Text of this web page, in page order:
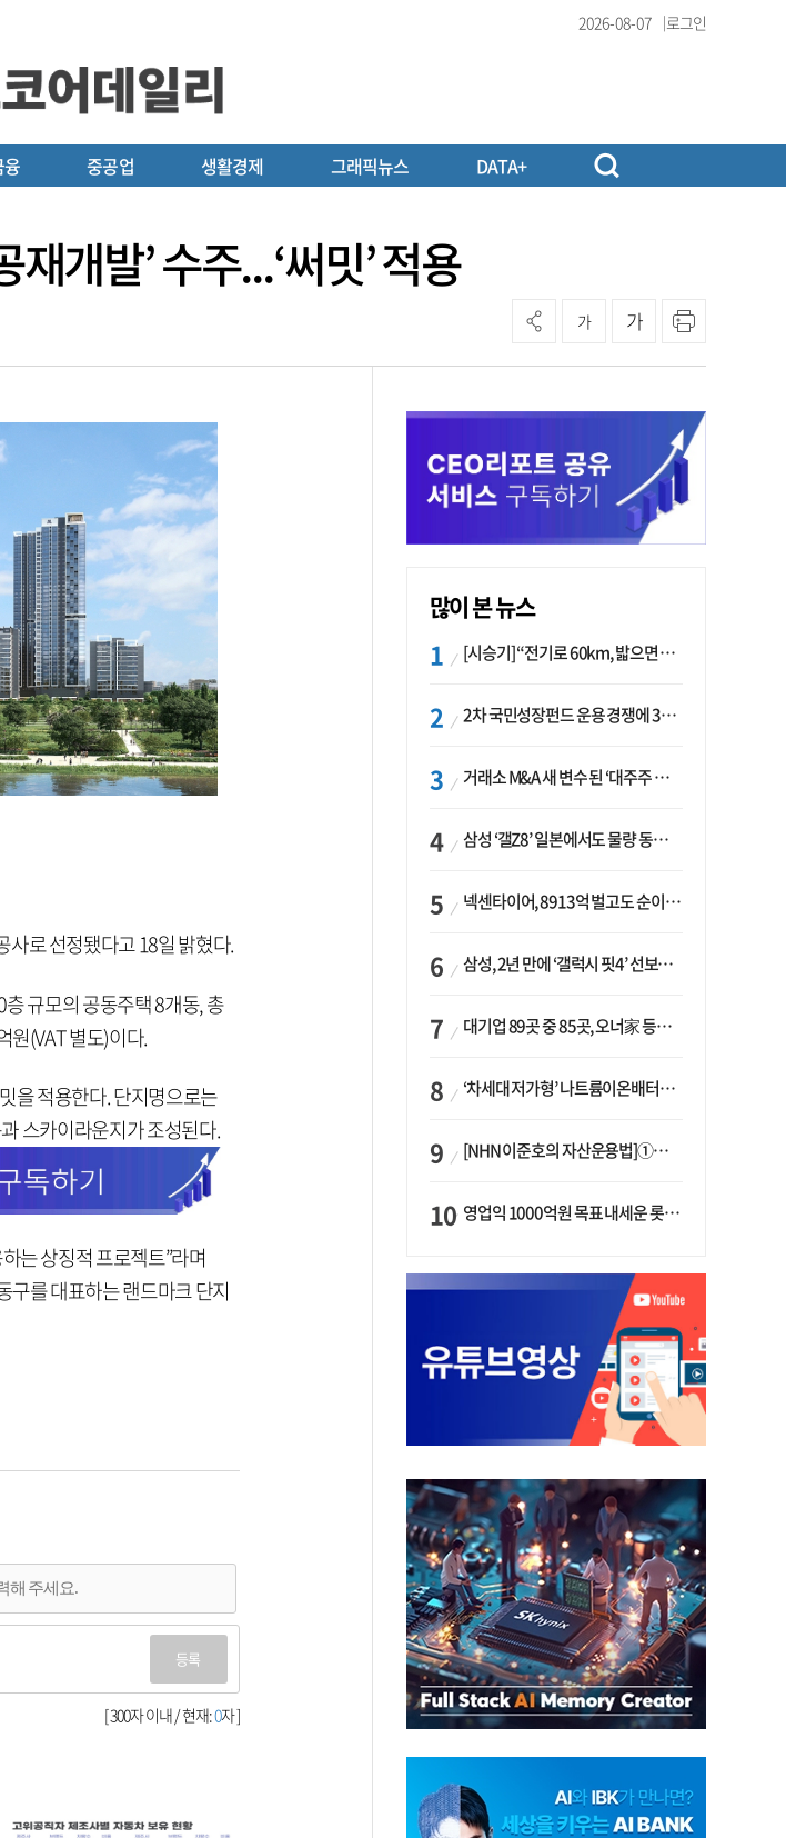
2026-08-07 로그인
중공업 생활경제 그래픽뉴스 DATA+
개발’ 수주...‘써밋’ 적용
가 가
로 선정됐다고 18일 밝혔다.
규모의 공동주택 8개동, 총
원(VAT 별도)이다.
을 적용한다. 단지명으로는
스카이라운지가 조성된다.
는 상징적 프로젝트”라며
구를 대표하는 랜드마크 단지
등록
[ 300자 이내 / 현재:0자 ]
많이 본 뉴스
[시승기] “전기로 60km, 밟으면 462마력”…볼보 XC60 T8의 두 얼굴
2차 국민성장펀드 운용 경쟁에 33개사 몰렸다…신한·하나 등 새 얼굴 대거 합류
거래소 M&A 새 변수 된 ‘대주주 심사’…네이버·두나무 결합도 영향권
삼성 ‘갤Z8’ 일본에서도 물량 동났다…애플 참전 앞두고 선두 수성 ‘시험대’
넥센타이어, 8913억 벌고도 순이익 2억…유럽 세부담에 이익 증발
삼성, 2년 만에 ‘갤럭시 핏4’ 선보이나…웨어러블 생태계 확장 ‘시동’
대기업 89곳 중 85곳, 오너家 등기임원 겸직…BS 46곳·SM 45곳 ‘족벌경영’ 고착화
‘차세대 저가형’ 나트륨이온배터리 시대 오나…LG화학·에코프로, 상용화 속도낸다
[NHN 이준호의 자산운용법]①이니시오·JLC ‘부동산’-JLC파트너스 ‘투자’…“부동산 담보대출로 투자재원 확보”
영업익 1000억원 목표 내세운 롯데마트…하반기 ‘오카도’ 시험대